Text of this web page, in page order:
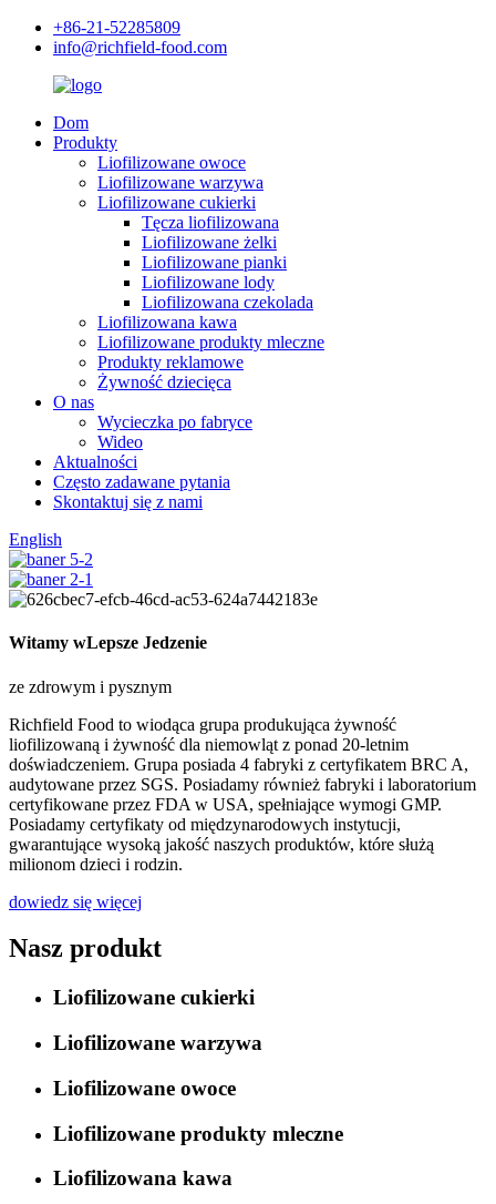
+86-21-52285809
info@richfield-food.com
Dom
Produkty
Liofilizowane owoce
Liofilizowane warzywa
Liofilizowane cukierki
Tęcza liofilizowana
Liofilizowane żelki
Liofilizowane pianki
Liofilizowane lody
Liofilizowana czekolada
Liofilizowana kawa
Liofilizowane produkty mleczne
Produkty reklamowe
Żywność dziecięca
O nas
Wycieczka po fabryce
Wideo
Aktualności
Często zadawane pytania
Skontaktuj się z nami
English
Witamy wLepsze Jedzenie
ze zdrowym i pysznym
Richfield Food to wiodąca grupa produkująca żywność
liofilizowaną i żywność dla niemowląt z ponad 20-letnim
doświadczeniem. Grupa posiada 4 fabryki z certyfikatem BRC A,
audytowane przez SGS. Posiadamy również fabryki i laboratorium
certyfikowane przez FDA w USA, spełniające wymogi GMP.
Posiadamy certyfikaty od międzynarodowych instytucji,
gwarantujące wysoką jakość naszych produktów, które służą
milionom dzieci i rodzin.
dowiedz się więcej
Nasz produkt
Liofilizowane cukierki
Liofilizowane warzywa
Liofilizowane owoce
Liofilizowane produkty mleczne
Liofilizowana kawa